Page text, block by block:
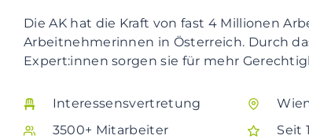
Die AK hat die Kraft von fast 4 Millionen
Arbeitnehmerinnen in Österreich. Durch
Expert:innen sorgen sie für mehr
Interessensvertretung
3500+ Mitarbeiter
Seit